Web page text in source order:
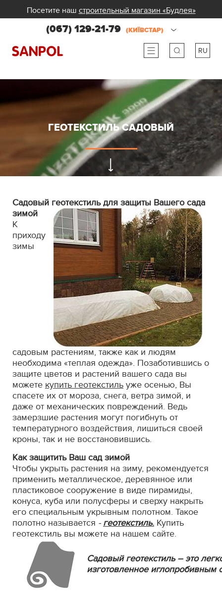
Посетите наш строительный магазин «Будлея»
(067) 129-21-79 (КИЇВСТАР)
RU
ua
ГЕОТЕКСТИЛЬ САДОВЫЙ
Садовый геотекстиль для защиты Вашего сада
зимой
К
приходу
зимы
садовым растениям, также как и людям
необходима «теплая одежда». Позаботившись о
защите цветов и растений вашего сада вы
можете купить геотекстиль уже осенью, Вы
спасете их от мороза, снега, ветра зимой, и
даже от механических повреждений. Ведь
замерзшие растения могут погибнуть от
температурного воздействия, лишиться своей
кроны, так и не восстановившись.
Как защитить Ваш сад зимой
Чтобы укрыть растения на зиму, рекомендуется
применить металлическое, деревянное или
пластиковое сооружение в виде пирамиды,
конуса, куба или полусферы и сверху накрыть
его специальным укрывным полотном. Такое
полотно называется - геотекстиль. Купить
геотекстиль вы можете на нашем сайте.
Садовый геотекстиль – это
изготовленное